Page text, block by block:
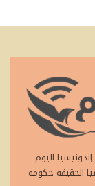
اليوم
الحقيقة حكومة